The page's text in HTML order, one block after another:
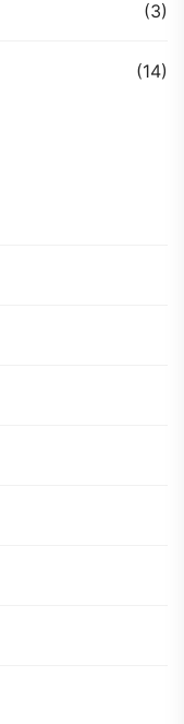
(3)
(14)